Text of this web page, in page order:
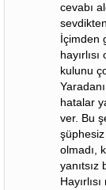
cevabı
İçimden
kulunu
hatalar
ver. Bu
olmadı,
yanıtsız